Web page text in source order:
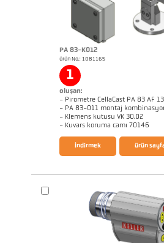
PA 83-K012
ürün No.: 1081165
1
oluşan:
- Pirometre CellaCast PA 83 AF
- PA 83-011 montaj
- Klemens kutusu VK 30.02
- Kuvars koruma camı 70146
Başvururapor CellaCast
İndirmek ürün